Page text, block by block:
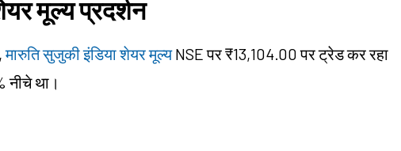
मूल्य प्रदर्शन
मारुति सुजुकी इंडिया शेयर मूल्यNSE पर ₹13,104.00 पर ट्रेड कर रहा
नीचे था।